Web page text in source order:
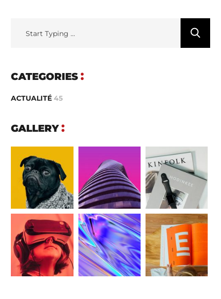
CATEGORIES
ACTUALITÉ 45
GALLERY